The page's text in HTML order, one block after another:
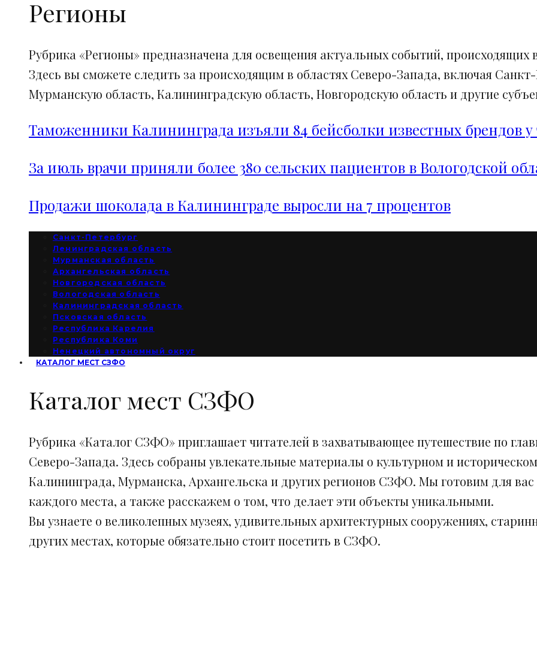
Регионы
Рубрика «Регионы» предназначена для освещения актуальных событий, происходящих
Здесь вы сможете следить за происходящим в областях Северо-Запада, включая
Мурманскую область, Калининградскую область, Новгородскую область и другие
Таможенники Калининграда изъяли 84 бейсболки известных брендов у
За июль врачи приняли более 380 сельских пациентов в Вологодской
Продажи шоколада в Калининграде выросли на 7 процентов
Санкт-Петербург
Ленинградская область
Мурманская область
Архангельская область
Новгородская область
Вологодская область
Калининградская область
Псковская область
Республика Карелия
Республика Коми
Ненецкий автономный округ
КАТАЛОГ МЕСТ СЗФО
Каталог мест СЗФО
Рубрика «Каталог СЗФО» приглашает читателей в захватывающее путешествие по
Северо-Запада. Здесь собраны увлекательные материалы о культурном и
Калининграда, Мурманска, Архангельска и других регионов СЗФО. Мы готовим для
каждого места, а также расскажем о том, что делает эти объекты уникальными.
Вы узнаете о великолепных музеях, удивительных архитектурных сооружениях,
других местах, которые обязательно стоит посетить в СЗФО.